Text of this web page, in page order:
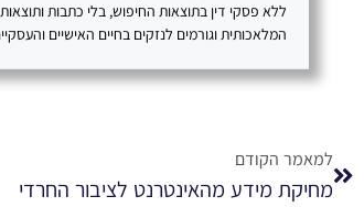
ללא פסקי דין בתוצאות החיפוש, בלי כתבות
המלאכותית וגורמים לנזקים בחיים האישיים
למאמר הקודם
מחיקת מידע מהאינטרנט לציבור החרדי